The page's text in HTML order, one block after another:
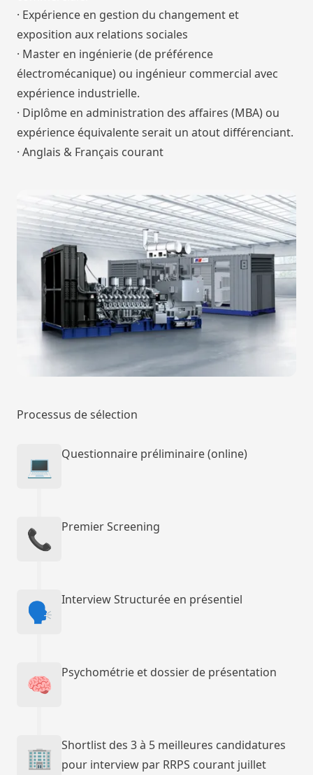
· Expérience en gestion du changement et
exposition aux relations sociales
· Master en ingénierie (de préférence
électromécanique) ou ingénieur commercial avec
expérience industrielle.
· Diplôme en administration des affaires (MBA) ou
expérience équivalente serait un atout différenciant.
· Anglais & Français courant
Processus de sélection
💻 Questionnaire préliminaire (online)
📞 Premier Screening
🗣️ Interview Structurée en présentiel
🧠 Psychométrie et dossier de présentation
🏢
Shortlist des 3 à 5 meilleures candidatures
pour interview par RRPS courant juillet